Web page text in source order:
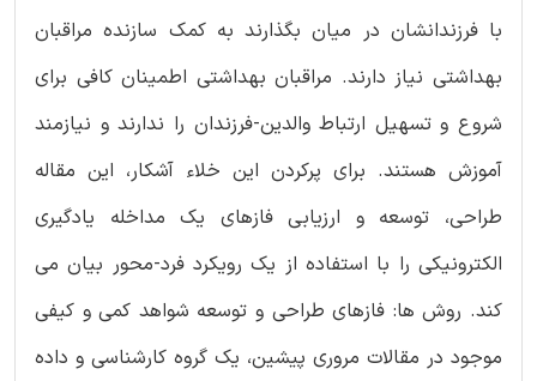
با فرزندانشان در میان بگذارند به کمک سازنده مراقبان
بهداشتی نیاز دارند. مراقبان بهداشتی اطمینان کافی برای
شروع و تسهیل ارتباط والدین-فرزندان را ندارند و نیازمند
آموزش هستند. برای پرکردن این خلاء آشکار، این مقاله
طراحی، توسعه و ارزیابی فازهای یک مداخله یادگیری
الکترونیکی را با استفاده از یک رویکرد فرد-محور بیان می
کند. روش ها: فازهای طراحی و توسعه شواهد کمی و کیفی
موجود در مقالات مروری پیشین، یک گروه کارشناسی و داده